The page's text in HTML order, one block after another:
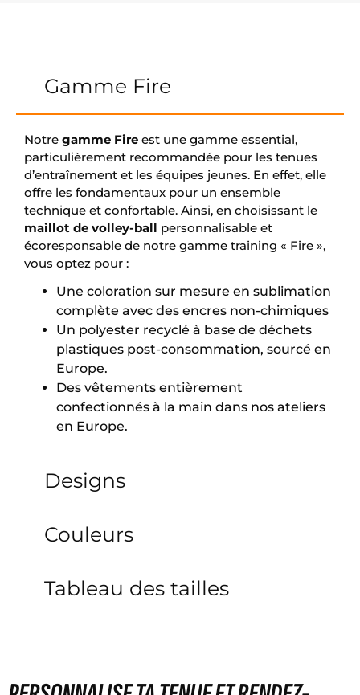
Gamme Fire
Designs
Couleurs
Tableau des tailles
Notre gamme Fire est une gamme essential,
particulièrement recommandée pour les tenues
d’entraînement et les équipes jeunes. En effet, elle
offre les fondamentaux pour un ensemble
technique et confortable. Ainsi, en choisissant le
maillot de volley-ball personnalisable et
écoresponsable de notre gamme training « Fire »,
vous optez pour :
Une coloration sur mesure en sublimation
complète avec des encres non-chimiques
Un polyester recyclé à base de déchets
plastiques post-consommation, sourcé en
Europe.
Des vêtements entièrement
confectionnés à la main dans nos ateliers
en Europe.